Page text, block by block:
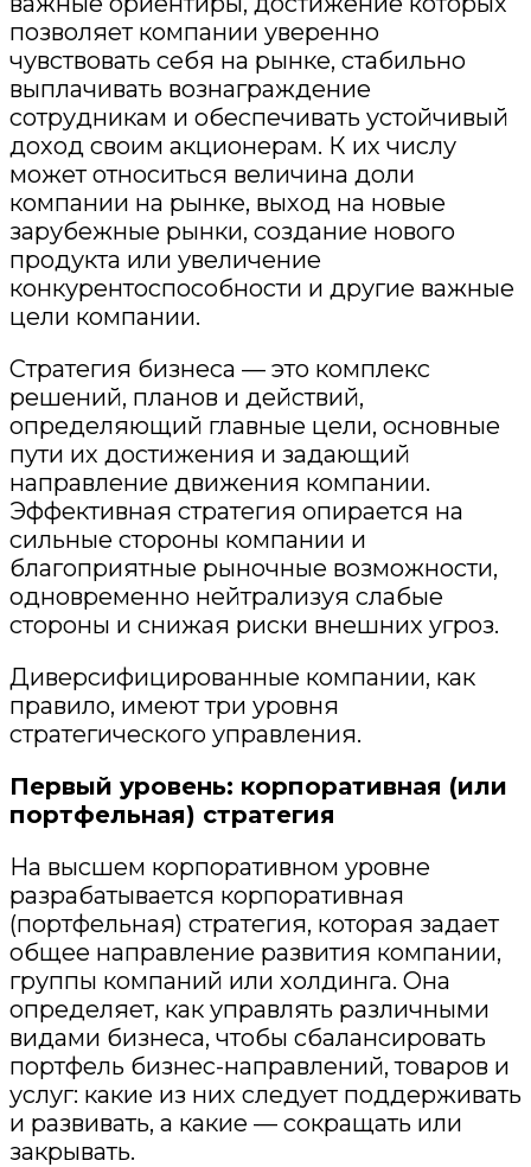
позволяет компании уверенно
чувствовать себя на рынке, стабильно
выплачивать вознаграждение
сотрудникам и обеспечивать устойчивый
доход своим акционерам. К их числу
может относиться величина доли
компании на рынке, выход на новые
зарубежные рынки, создание нового
продукта или увеличение
конкурентоспособности и другие важные
цели компании.
Стратегия бизнеса — это комплекс
решений, планов и действий,
определяющий главные цели, основные
пути их достижения и задающий
направление движения компании.
Эффективная стратегия опирается на
сильные стороны компании и
благоприятные рыночные возможности,
одновременно нейтрализуя слабые
стороны и снижая риски внешних угроз.
Диверсифицированные компании, как
правило, имеют три уровня
стратегического управления.
Первый уровень: корпоративная (или
портфельная) стратегия
На высшем корпоративном уровне
разрабатывается корпоративная
(портфельная) стратегия, которая задает
общее направление развития компании,
группы компаний или холдинга. Она
определяет, как управлять различными
видами бизнеса, чтобы сбалансировать
портфель бизнес-направлений, товаров и
услуг: какие из них следует поддерживать
и развивать, а какие — сокращать или
закрывать.